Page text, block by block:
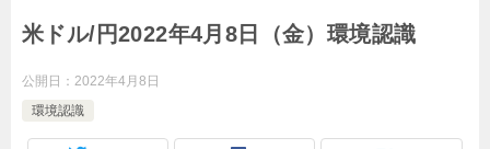
米ドル/円2022年4月8日（金）環境認識
公開日： 2022年4月8日
環境認識